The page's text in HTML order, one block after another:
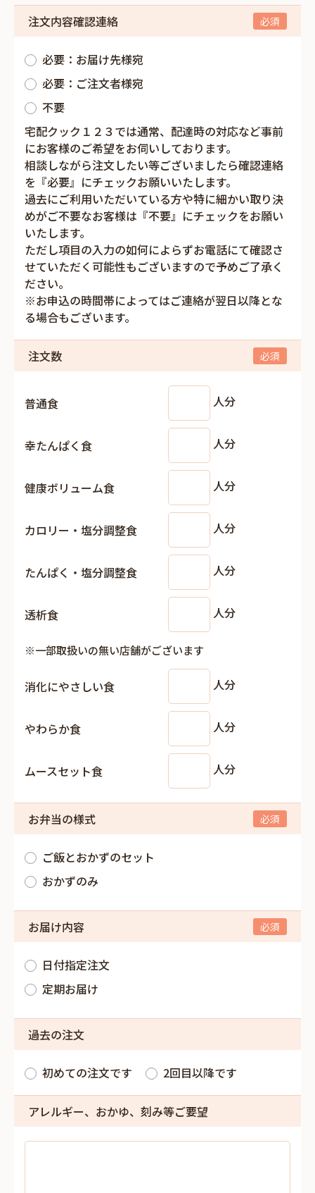
注文内容確認連絡
必要：お届け先様宛
必要：ご注文者様宛
不要
宅配クック１２３では通常、配達時の対応など事前
にお客様のご希望をお伺いしております。
相談しながら注文したい等ございましたら確認連絡
を『必要』にチェックお願いいたします。
過去にご利用いただいている方や特に細かい取り決
めがご不要なお客様は『不要』にチェックをお願い
いたします。
ただし項目の入力の如何によらずお電話にて確認さ
せていただく可能性もございますので予めご了承く
ださい。
※お申込の時間帯によってはご連絡が翌日以降とな
る場合もございます。
注文数
普通食 人分
幸たんぱく食 人分
健康ボリューム食 人分
カロリー・塩分調整食 人分
たんぱく・塩分調整食 人分
透析食 人分
※一部取扱いの無い店舗がございます
消化にやさしい食 人分
やわらか食 人分
ムースセット食 人分
お弁当の様式
ご飯とおかずのセット
おかずのみ
お届け内容
日付指定注文
定期お届け
過去の注文
初めての注文です 2回目以降です
アレルギー、おかゆ、刻み等ご要望